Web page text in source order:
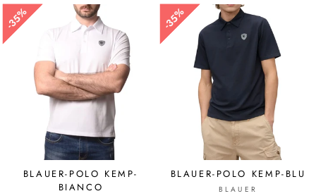
listino
listino
35%
35%
BLAUER-POLO KEMP-
BIANCO
35%
35%
BLAUER-POLO KEMP-BLU
BLAUER